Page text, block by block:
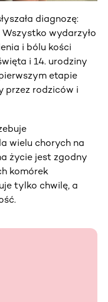
diagnozę:
wydarzyło
i bólu kości
i 14. urodziny
etapie
przez rodziców i
wielu chorych na
życie jest zgodny
komórek
tylko chwilę, a